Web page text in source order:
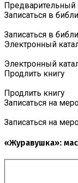
Предварительный
Записаться в
Записаться в
Электронный
Электронный
Продлить книгу
Продлить книгу
Записаться на
Записаться на
«Журавушка»: